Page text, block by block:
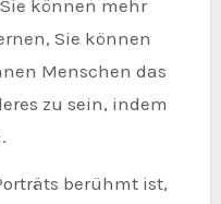
können mehr
Sie können
Menschen das
zu sein, indem
berühmt ist,